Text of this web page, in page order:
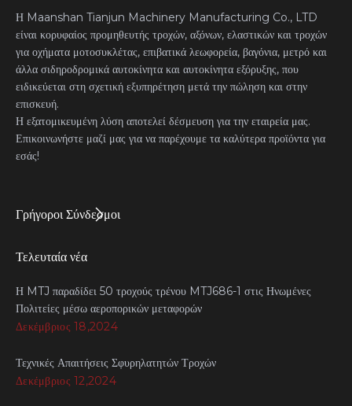
Η Maanshan Tianjun Machinery Manufacturing Co., LTD
είναι κορυφαίος προμηθευτής τροχών, αξόνων, ελαστικών και τροχών
για οχήματα μοτοσυκλέτας, επιβατικά λεωφορεία, βαγόνια, μετρό και
άλλα σιδηροδρομικά αυτοκίνητα και αυτοκίνητα εξόρυξης, που
ειδικεύεται στη σχετική εξυπηρέτηση μετά την πώληση και στην
επισκευή.
Η εξατομικευμένη λύση αποτελεί δέσμευση για την εταιρεία μας.
Επικοινωνήστε μαζί μας για να παρέχουμε τα καλύτερα προϊόντα για
εσάς!
Γρήγοροι Σύνδεσμοι
Τελευταία νέα
Η MTJ παραδίδει 50 τροχούς τρένου MTJ686-1 στις Ηνωμένες
Πολιτείες μέσω αεροπορικών μεταφορών
Δεκέμβριος 18,2024
Τεχνικές Απαιτήσεις Σφυρηλατητών Τροχών
Δεκέμβριος 12,2024